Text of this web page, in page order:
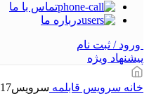
تماس با ما
درباره ما
ورود / ثبت نام
پیشنهاد ویژه
خانه سرویس قابلمه